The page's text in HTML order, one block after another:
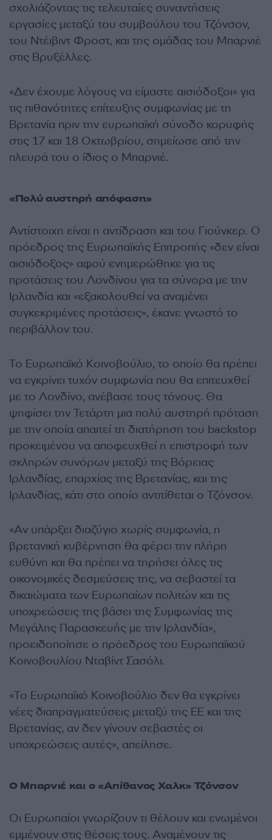
σχολιάζοντας τις τελευταίες συναντήσεις
εργασίες μεταξύ του συμβούλου του Τζόνσον,
του Ντέιβιντ Φροστ, και της ομάδας του Μπαρνιέ
στις Βρυξέλλες.
«Δεν έχουμε λόγους να είμαστε αισιόδοξοι» για
τις πιθανότητες επίτευξης συμφωνίας με τη
Βρετανία πριν την ευρωπαϊκή σύνοδο κορυφής
στις 17 και 18 Οκτωβρίου, σημείωσε από την
πλευρά του ο ίδιος ο Μπαρνιέ.
«Πολύ αυστηρή απόφαση»
Αντίστοιχη είναι η αντίδραση και του Γιούνκερ. Ο
πρόεδρος της Ευρωπαϊκής Επιτροπής «δεν είναι
αισιόδοξος» αφού ενημερώθηκε για τις
προτάσεις του Λονδίνου για τα σύνορα με την
Ιρλανδία και «εξακολουθεί να αναμένει
συγκεκριμένες προτάσεις», έκανε γνωστό το
περιβάλλον του.
Το Ευρωπαϊκό Κοινοβούλιο, το οποίο θα πρέπει
να εγκρίνει τυχόν συμφωνία που θα επιτευχθεί
με το Λονδίνο, ανέβασε τους τόνους. Θα
ψηφίσει την Τετάρτη μια πολύ αυστηρή πρόταση
με την οποία απαιτεί τη διατήρηση του backstop
προκειμένου να αποφευχθεί η επιστροφή των
σκληρών συνόρων μεταξύ της Βόρειας
Ιρλανδίας, επαρχίας της Βρετανίας, και της
Ιρλανδίας, κάτι στο οποίο αντιτίθεται ο Τζόνσον.
«Αν υπάρξει διαζύγιο χωρίς συμφωνία, η
βρετανική κυβέρνηση θα φέρει την πλήρη
ευθύνη και θα πρέπει να τηρήσει όλες τις
οικονομικές δεσμεύσεις της, να σεβαστεί τα
δικαιώματα των Ευρωπαίων πολιτών και τις
υποχρεώσεις της βάσει της Συμφωνίας της
Μεγάλης Παρασκευής με την Ιρλανδία»,
προειδοποίησε ο πρόεδρος του Ευρωπαϊκού
Κοινοβουλίου Νταβίντ Σασόλι.
«Το Ευρωπαϊκό Κοινοβούλιο δεν θα εγκρίνει
νέες διαπραγματεύσεις μεταξύ της ΕΕ και της
Βρετανίας, αν δεν γίνουν σεβαστές οι
υποχρεώσεις αυτές», απείλησε.
Ο Μπαρνιέ και ο «Απίθανος Χαλκ» Τζόνσον
Οι Ευρωπαίοι γνωρίζουν τι θέλουν και ενωμένοι
εμμένουν στις θέσεις τους. Αναμένουν τις